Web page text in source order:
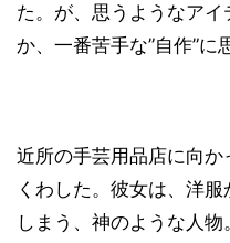
た。が、思うようなア
か、一番苦手な”自作”に
近所の手芸用品店に向
くわした。彼女は、洋
しまう、神のような人